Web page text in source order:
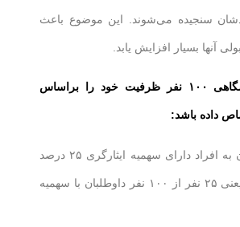
سنجیده می‌شوند. این موضوع باعث
آنها بسیار افزایش یابد.
برای مثال اگر دانشگاهی ۱۰۰ نفر ظرفیت خود را براساس
داده باشد:
۲۵ درصد سهمیه آن به افراد دارای سهمیه ایثارگری ۲۵ درصد
تعلق خواهد گرفت. یعنی ۲۵ نفر از ۱۰۰ نفر داوطلبان با سهمیه